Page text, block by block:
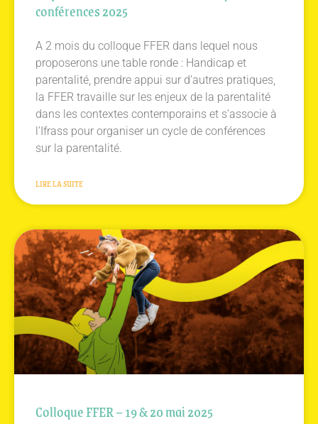
conférences 2025
A 2 mois du colloque FFER dans lequel nous
proposerons une table ronde : Handicap et
parentalité, prendre appui sur d’autres pratiques,
la FFER travaille sur les enjeux de la parentalité
dans les contextes contemporains et s’associe à
l’Ifrass pour organiser un cycle de conférences
sur la parentalité.
LIRE LA SUITE
Colloque FFER – 19 & 20 mai 2025